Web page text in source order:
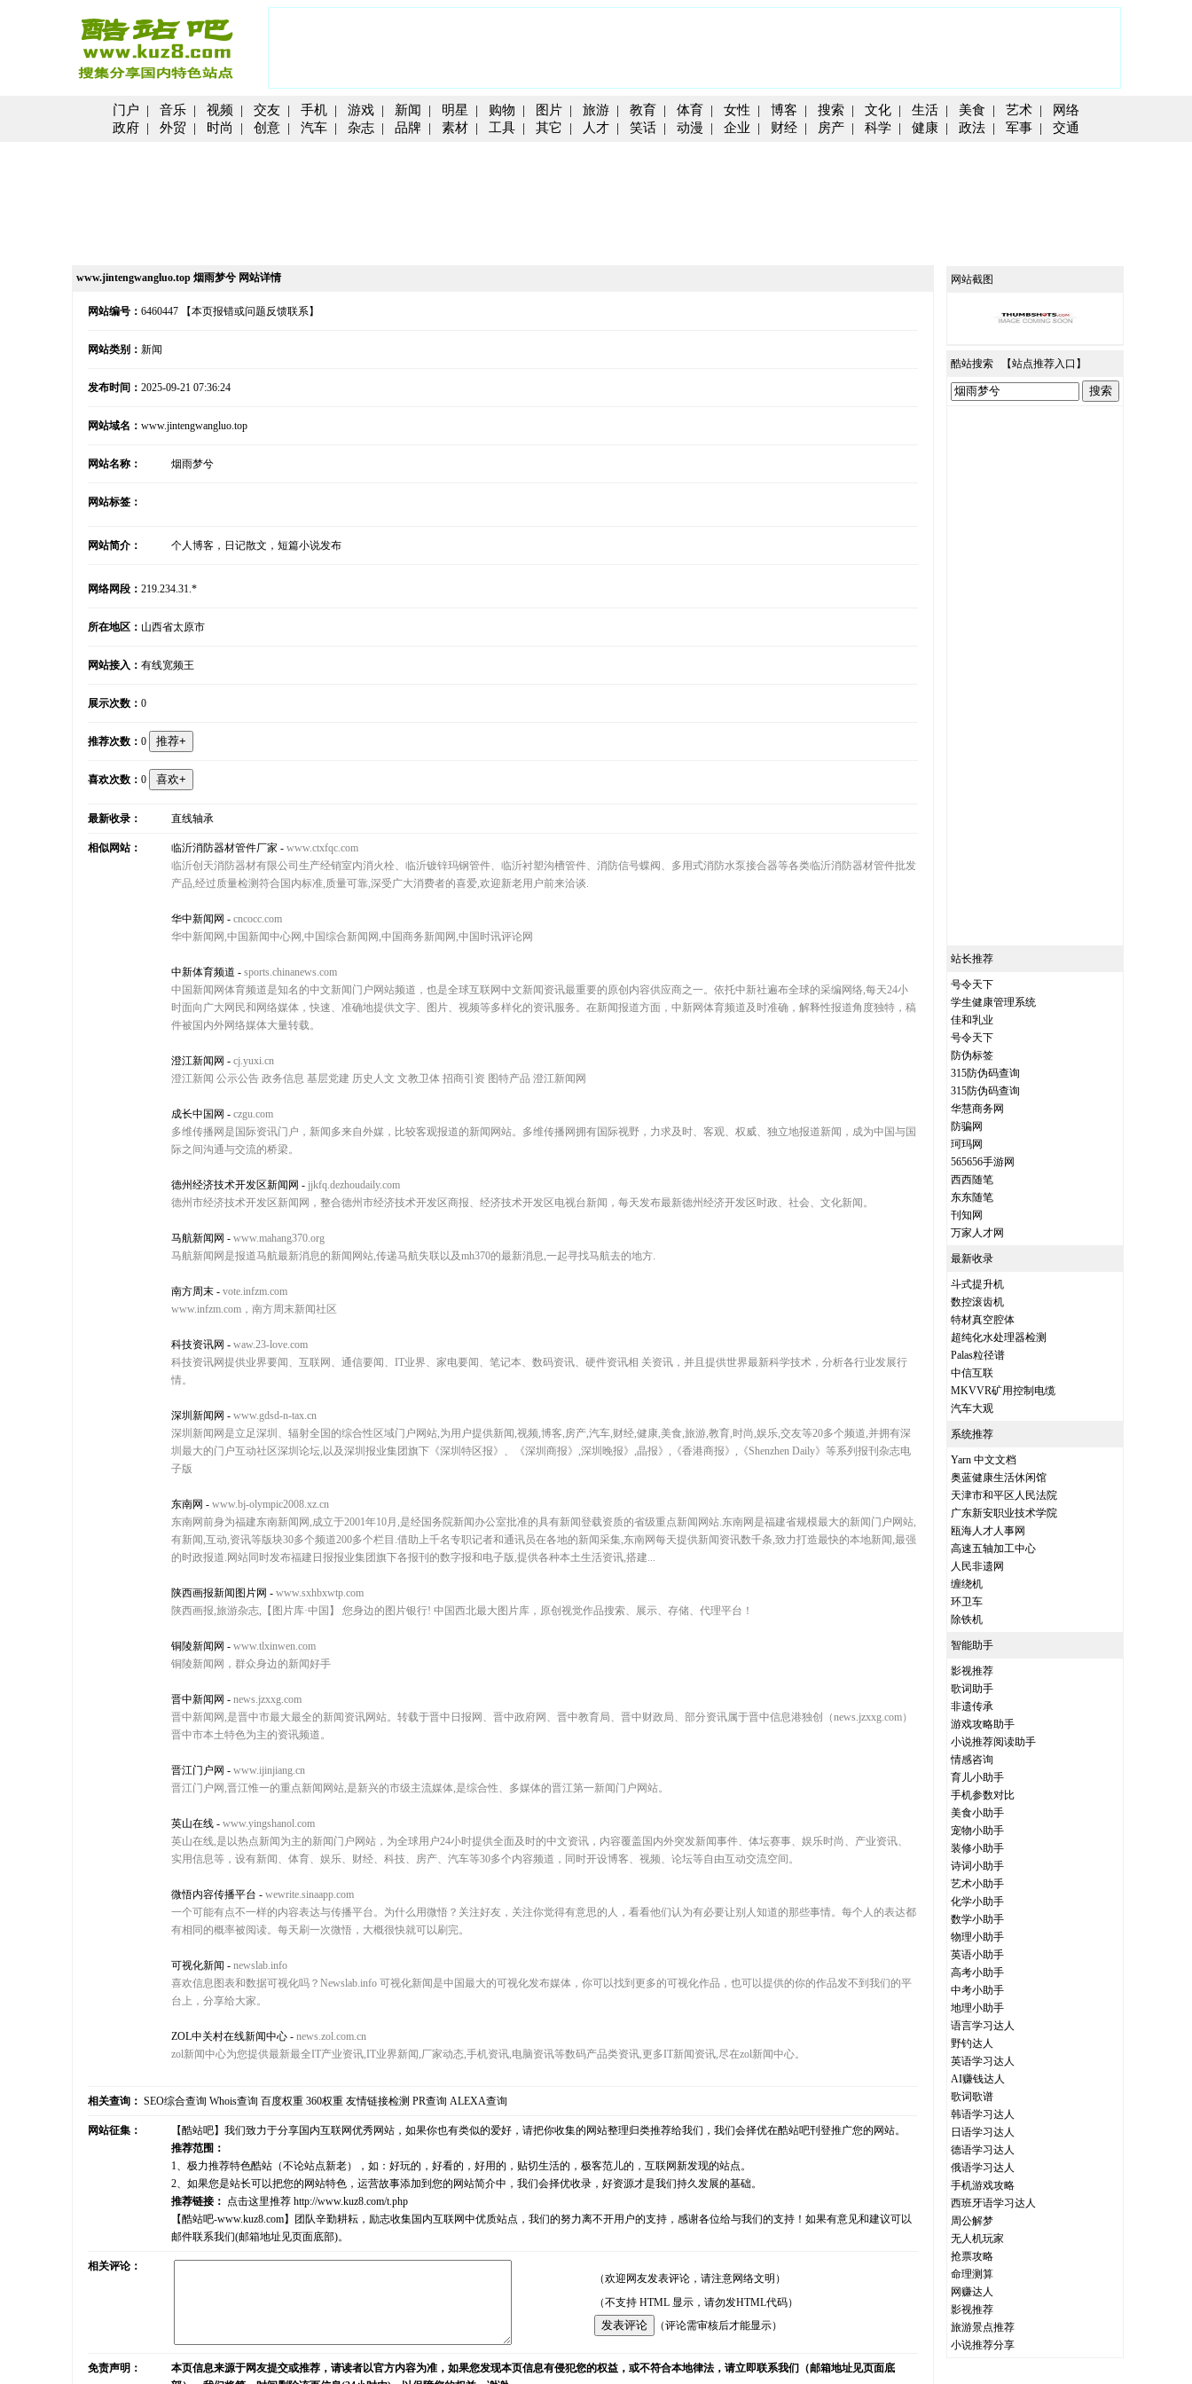
门户 | 音乐 | 视频 | 交友 | 手机 | 游戏 | 新闻 | 明星 | 购物 | 图片 | 旅游 | 教育 | 体育 | 女性 | 博客 | 搜索 | 文化 | 生活 | 美食 | 艺术 |
网络
政府 | 外贸 | 时尚 | 创意 | 汽车 | 杂志 | 品牌 | 素材 | 工具 | 其它 | 人才 | 笑话 | 动漫 | 企业 | 财经 | 房产 | 科学 | 健康 | 政法 | 军事 | 交通
www.jintengwangluo.top 烟雨梦兮 网站详情
网站编号： 6460447 【本页报错或问题反馈联系】
网站类别： 新闻
发布时间： 2025-09-21 07:36:24
网站域名： www.jintengwangluo.top
网站名称： 烟雨梦兮
网站标签：
网站简介： 个人博客，日记散文，短篇小说发布
网络网段： 219.234.31.*
所在地区： 山西省太原市
网站接入： 有线宽频王
展示次数： 0
推荐次数： 0
喜欢次数： 0
最新收录： 直线轴承
相似网站： 临沂消防器材管件厂家 - www.ctxfqc.com
临沂创天消防器材有限公司生产经销室内消火栓、临沂镀锌玛钢管件、临沂衬塑沟槽管件、消防信号蝶阀、多用式消防水泵接合器等各类临沂消防器材管件批发
产品,经过质量检测符合国内标准,质量可靠,深受广大消费者的喜爱,欢迎新老用户前来洽谈.
华中新闻网 - cncocc.com
华中新闻网,中国新闻中心网,中国综合新闻网,中国商务新闻网,中国时讯评论网
中新体育频道 - sports.chinanews.com
中国新闻网体育频道是知名的中文新闻门户网站频道，也是全球互联网中文新闻资讯最重要的原创内容供应商之一。依托中新社遍布全球的采编网络,每天24小
时面向广大网民和网络媒体，快速、准确地提供文字、图片、视频等多样化的资讯服务。在新闻报道方面，中新网体育频道及时准确，解释性报道角度独特，稿
件被国内外网络媒体大量转载。
澄江新闻网 - cj.yuxi.cn
澄江新闻 公示公告 政务信息 基层党建 历史人文 文教卫体 招商引资 图特产品 澄江新闻网
成长中国网 - czgu.com
多维传播网是国际资讯门户，新闻多来自外媒，比较客观报道的新闻网站。多维传播网拥有国际视野，力求及时、客观、权威、独立地报道新闻，成为中国与国
际之间沟通与交流的桥梁。
德州经济技术开发区新闻网 - jjkfq.dezhoudaily.com
德州市经济技术开发区新闻网，整合德州市经济技术开发区商报、经济技术开发区电视台新闻，每天发布最新德州经济开发区时政、社会、文化新闻。
马航新闻网 - www.mahang370.org
马航新闻网是报道马航最新消息的新闻网站,传递马航失联以及mh370的最新消息,一起寻找马航去的地方.
南方周末 - vote.infzm.com
www.infzm.com，南方周末新闻社区
科技资讯网 - waw.23-love.com
科技资讯网提供业界要闻、互联网、通信要闻、IT业界、家电要闻、笔记本、数码资讯、硬件资讯相 关资讯，并且提供世界最新科学技术，分析各行业发展行
情。
深圳新闻网 - www.gdsd-n-tax.cn
深圳新闻网是立足深圳、辐射全国的综合性区域门户网站,为用户提供新闻,视频,博客,房产,汽车,财经,健康,美食,旅游,教育,时尚,娱乐,交友等20多个频道,并拥有深
圳最大的门户互动社区深圳论坛,以及深圳报业集团旗下《深圳特区报》、《深圳商报》,深圳晚报》,晶报》,《香港商报》,《Shenzhen Daily》等系列报刊杂志电
子版
东南网 - www.bj-olympic2008.xz.cn
东南网前身为福建东南新闻网,成立于2001年10月,是经国务院新闻办公室批准的具有新闻登载资质的省级重点新闻网站.东南网是福建省规模最大的新闻门户网站,
有新闻,互动,资讯等版块30多个频道200多个栏目.借助上千名专职记者和通讯员在各地的新闻采集,东南网每天提供新闻资讯数千条,致力打造最快的本地新闻,最强
的时政报道.网站同时发布福建日报报业集团旗下各报刊的数字报和电子版,提供各种本土生活资讯,搭建...
陕西画报新闻图片网 - www.sxhbxwtp.com
陕西画报,旅游杂志,【图片库·中国】 您身边的图片银行! 中国西北最大图片库，原创视觉作品搜索、展示、存储、代理平台！
铜陵新闻网 - www.tlxinwen.com
铜陵新闻网，群众身边的新闻好手
晋中新闻网 - news.jzxxg.com
晋中新闻网,是晋中市最大最全的新闻资讯网站。转载于晋中日报网、晋中政府网、晋中教育局、晋中财政局、部分资讯属于晋中信息港独创（news.jzxxg.com）
晋中市本土特色为主的资讯频道。
晋江门户网 - www.ijinjiang.cn
晋江门户网,晋江惟一的重点新闻网站,是新兴的市级主流媒体,是综合性、多媒体的晋江第一新闻门户网站。
英山在线 - www.yingshanol.com
英山在线,是以热点新闻为主的新闻门户网站，为全球用户24小时提供全面及时的中文资讯，内容覆盖国内外突发新闻事件、体坛赛事、娱乐时尚、产业资讯、
实用信息等，设有新闻、体育、娱乐、财经、科技、房产、汽车等30多个内容频道，同时开设博客、视频、论坛等自由互动交流空间。
微悟内容传播平台 - wewrite.sinaapp.com
一个可能有点不一样的内容表达与传播平台。为什么用微悟？关注好友，关注你觉得有意思的人，看看他们认为有必要让别人知道的那些事情。每个人的表达都
有相同的概率被阅读。每天刷一次微悟，大概很快就可以刷完。
可视化新闻 - newslab.info
喜欢信息图表和数据可视化吗？Newslab.info 可视化新闻是中国最大的可视化发布媒体，你可以找到更多的可视化作品，也可以提供的你的作品发不到我们的平
台上，分享给大家。
ZOL中关村在线新闻中心 - news.zol.com.cn
zol新闻中心为您提供最新最全IT产业资讯,IT业界新闻,厂家动态,手机资讯,电脑资讯等数码产品类资讯,更多IT新闻资讯,尽在zol新闻中心。
相关查询： SEO综合查询 Whois查询 百度权重 360权重 友情链接检测 PR查询 ALEXA查询
网站征集：
【酷站吧】我们致力于分享国内互联网优秀网站，如果你也有类似的爱好，请把你收集的网站整理归类推荐给我们，我们会择优在酷站吧刊登推广您的网站。
推荐范围：
1、极力推荐特色酷站（不论站点新老），如：好玩的，好看的，好用的，贴切生活的，极客范儿的，互联网新发现的站点。
2、如果您是站长可以把您的网站特色，运营故事添加到您的网站简介中，我们会择优收录，好资源才是我们持久发展的基础。
推荐链接： 点击这里推荐 http://www.kuz8.com/t.php
【酷站吧-www.kuz8.com】团队辛勤耕耘，励志收集国内互联网中优质站点，我们的努力离不开用户的支持，感谢各位给与我们的支持！如果有意见和建议可以
邮件联系我们(邮箱地址见页面底部)。
相关评论：
（欢迎网友发表评论，请注意网络文明）
（不支持 HTML 显示，请勿发HTML代码）
（评论需审核后才能显示）
免责声明：
本页信息来源于网友提交或推荐，请读者以官方内容为准，如果您发现本页信息有侵犯您的权益，或不符合本地律法，请立即联系我们（邮箱地址见页面底
网站截图
酷站搜索 【站点推荐入口 】
站长推荐
号令天下
学生健康管理系统
佳和乳业
号令天下
防伪标签
315防伪码查询
315防伪码查询
华慧商务网
防骗网
珂玛网
565656手游网
西西随笔
东东随笔
刊知网
万家人才网
最新收录
斗式提升机
数控滚齿机
特材真空腔体
超纯化水处理器检测
Palas粒径谱
中信互联
MKVVR矿用控制电缆
汽车大观
系统推荐
Yarn 中文文档
奥蓝健康生活休闲馆
天津市和平区人民法院
广东新安职业技术学院
瓯海人才人事网
高速五轴加工中心
人民非遗网
缠绕机
环卫车
除铁机
智能助手
影视推荐
歌词助手
非遗传承
游戏攻略助手
小说推荐阅读助手
情感咨询
育儿小助手
手机参数对比
美食小助手
宠物小助手
装修小助手
诗词小助手
艺术小助手
化学小助手
数学小助手
物理小助手
英语小助手
高考小助手
中考小助手
地理小助手
语言学习达人
野钓达人
英语学习达人
AI赚钱达人
歌词歌谱
韩语学习达人
日语学习达人
德语学习达人
俄语学习达人
手机游戏攻略
西班牙语学习达人
周公解梦
无人机玩家
抢票攻略
命理测算
网赚达人
影视推荐
旅游景点推荐
小说推荐分享